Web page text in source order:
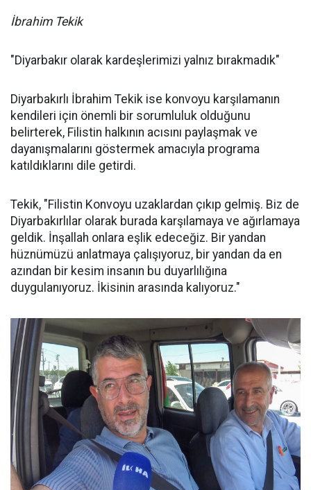
İbrahim Tekik
"Diyarbakır olarak kardeşlerimizi yalnız bırakmadık"
Diyarbakırlı İbrahim Tekik ise konvoyu karşılamanın
kendileri için önemli bir sorumluluk olduğunu
belirterek, Filistin halkının acısını paylaşmak ve
dayanışmalarını göstermek amacıyla programa
katıldıklarını dile getirdi.
Tekik, "Filistin Konvoyu uzaklardan çıkıp gelmiş. Biz de
Diyarbakırlılar olarak burada karşılamaya ve ağırlamaya
geldik. İnşallah onlara eşlik edeceğiz. Bir yandan
hüznümüzü anlatmaya çalışıyoruz, bir yandan da en
azından bir kesim insanın bu duyarlılığına
duygulanıyoruz. İkisinin arasında kalıyoruz."